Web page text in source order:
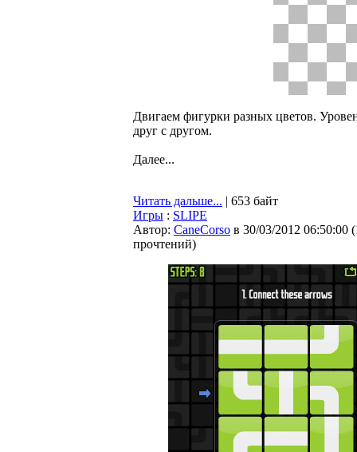
Двигаем фигурки разных цветов.
друг с другом.
Далее...
Читать дальше... | 653 байт
Игры : SLIPE
Автор: CaneCorso в 30/03/2012 06:50:00 (
прочтений)